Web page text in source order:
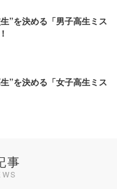
”を決める「男子高生ミス
”を決める「女子高生ミス
事